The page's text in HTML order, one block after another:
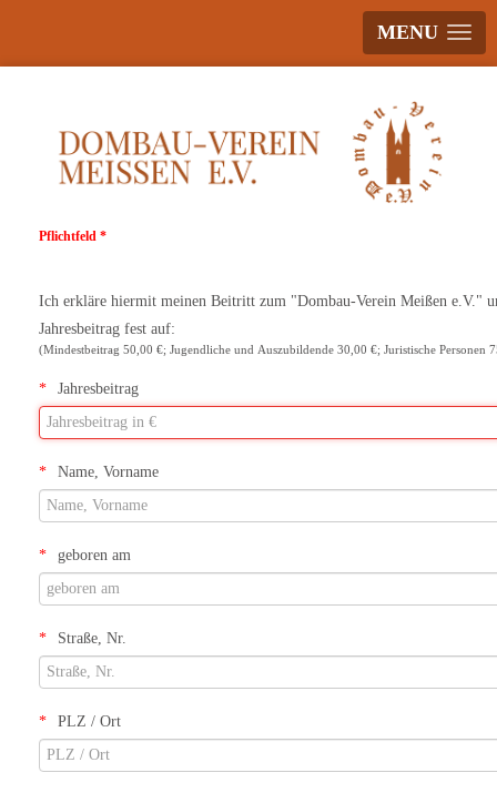
MENU
Pflichtfeld *
Ich erkläre hiermit meinen Beitritt zum "Dombau-Verein Meißen e.V."
Jahresbeitrag fest auf:
(Mindestbeitrag 50,00 €; Jugendliche und Auszubildende 30,00 €; Juristische Personen
Jahresbeitrag
Name, Vorname
geboren am
Straße, Nr.
PLZ / Ort